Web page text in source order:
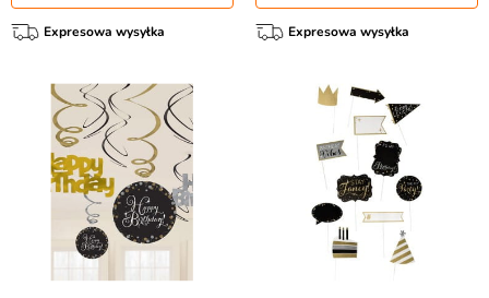
Expresowa wysyłka Expresowa wysyłka